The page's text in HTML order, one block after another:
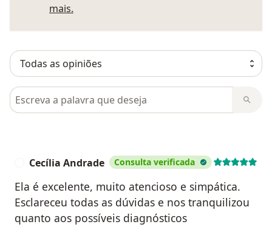
mais.
Pesquisar em opiniões
Cecília Andrade Consulta verificada
Ela é excelente, muito atencioso e simpática.
Esclareceu todas as dúvidas e nos tranquilizou
quanto aos possíveis diagnósticos